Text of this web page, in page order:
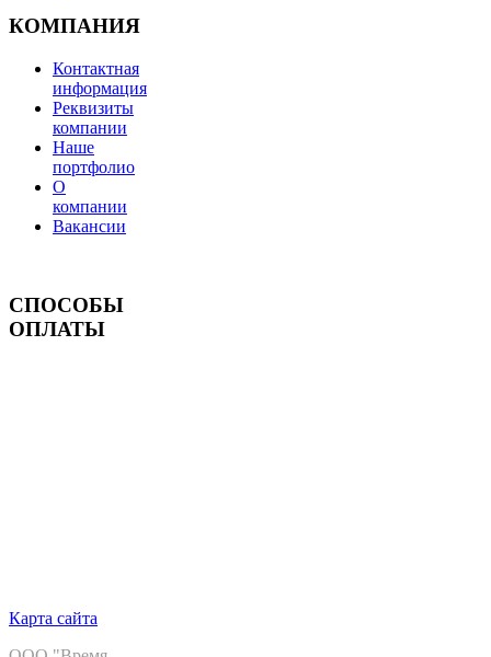
КОМПАНИЯ
Контактная
информация
Реквизиты
компании
Наше
портфолио
О
компании
Вакансии
СПОСОБЫ
ОПЛАТЫ
Карта сайта